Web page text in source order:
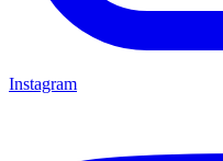
Instagram